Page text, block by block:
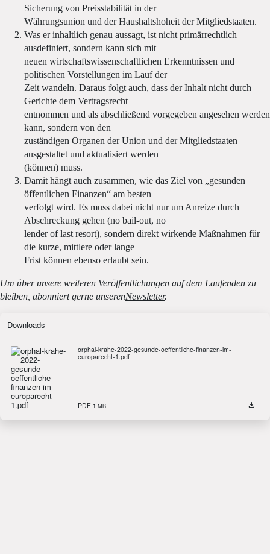
Sicherung von Preisstabilität in der
Währungsunion und der Haushaltshoheit der Mitgliedstaaten.
Was er inhaltlich genau aussagt, ist nicht primärrechtlich
ausdefiniert, sondern kann sich mit
neuen wirtschaftswissenschaftlichen Erkenntnissen und
politischen Vorstellungen im Lauf der
Zeit wandeln. Daraus folgt auch, dass der Inhalt nicht durch
Gerichte dem Vertragsrecht
entnommen und als abschließend vorgegeben angesehen werden
kann, sondern von den
zuständigen Organen der Union und der Mitgliedstaaten
ausgestaltet und aktualisiert werden
(können) muss.
Damit hängt auch zusammen, wie das Ziel von „gesunden
öffentlichen Finanzen“ am besten
verfolgt wird. Es muss dabei nicht nur um Anreize durch
Abschreckung gehen (no bail-out, no
lender of last resort), sondern direkt wirkende Maßnahmen für
die kurze, mittlere oder lange
Frist können ebenso erlaubt sein.
Um über unsere weiteren Veröffentlichungen auf dem Laufenden zu
bleiben, abonniert gerne unserenNewsletter.
Downloads
orphal-krahe-2022-gesunde-oeffentliche-finanzen-im-
europarecht-1.pdf
PDF 1 MB